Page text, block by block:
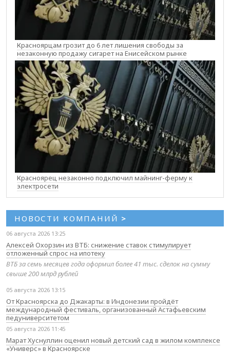
Красноярцам грозит до 6 лет лишения свободы за
незаконную продажу сигарет на Енисейском рынке
Красноярец незаконно подключил майнинг-ферму к
электросети
НОВОСТИ КОМПАНИЙ >
06 августа 2026 13:25
Алексей Охорзин из ВТБ: снижение ставок стимулирует
отложенный спрос на ипотеку
ВТБ за семь месяцев года оформил более 41 тыс. сделок на сумму
свыше 200 млрд рублей
05 августа 2026 13:15
От Красноярска до Джакарты: в Индонезии пройдёт
международный фестиваль, организованный Астафьевским
педуниверситетом
05 августа 2026 11:45
Марат Хуснуллин оценил новый детский сад в жилом комплексе
«Универс» в Красноярске